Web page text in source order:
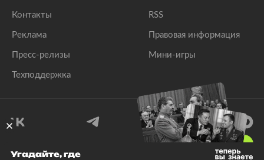
Контакты
Реклама
Пресс-релизы
Техподдержка
RSS
Правовая информация
Мини-игры
Угадайте, где